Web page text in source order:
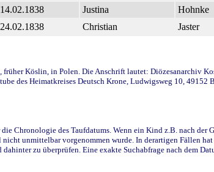
14.02.1838 Justina Hohnke
24.02.1838 Christian Jaster
Köslin, in Polen. Die Anschrift lautet: Diözesanarchiv
des Heimatkreises Deutsch Krone, Ludwigsweg 10,
Chronologie des Taufdatums. Wenn ein Kind z.B. nach
unmittelbar vorgenommen wurde. In derartigen Fällen
zu überprüfen. Eine exakte Suchabfrage nach dem